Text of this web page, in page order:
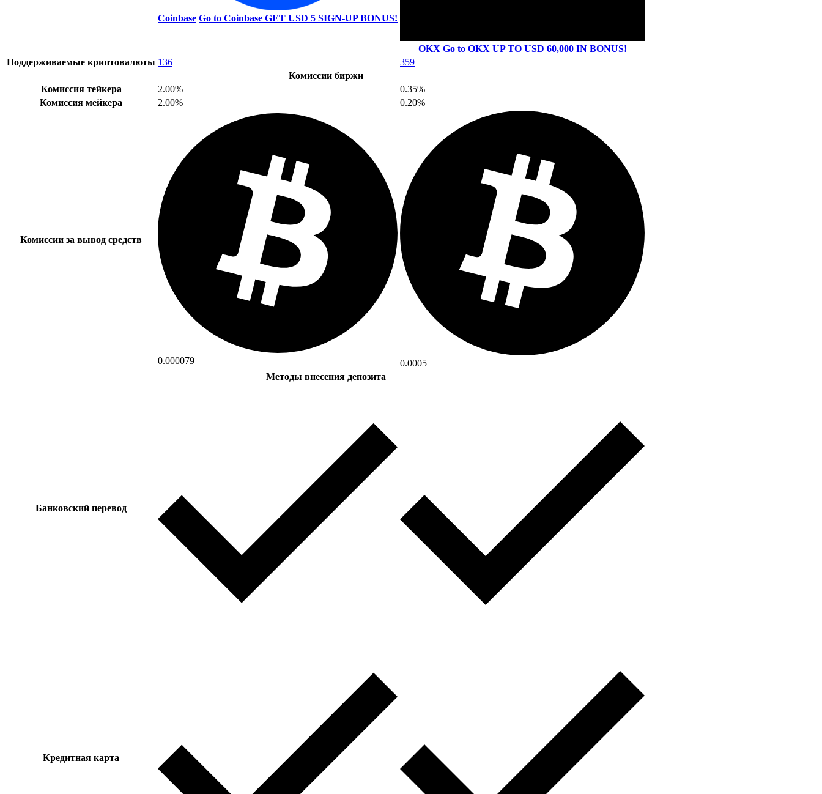
Coinbase Go to Coinbase GET USD 5 SIGN-UP BONUS!
OKX Go to OKX UP TO USD 60,000 IN BONUS!
Поддерживаемые криптовалюты 136
359
Комиссии биржи
Комиссия тейкера
2.00%
0.35%
Комиссия мейкера
2.00% 0.20%
Комиссии за вывод средств
0.000079
0.0005
Методы внесения депозита
Банковский перевод
Кредитная карта